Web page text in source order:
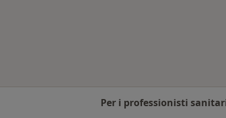
Per i professionisti